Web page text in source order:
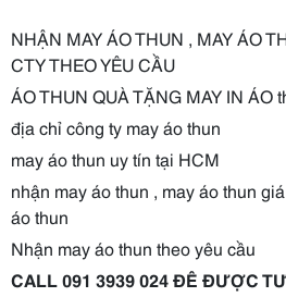
NHẬN MAY ÁO THUN , MAY ÁO
CTY THEO YÊU CẦU
ÁO THUN QUÀ TẶNG MAY IN ÁO
địa chỉ công ty may áo thun
may áo thun uy tín tại HCM
nhận may áo thun , may áo thun
áo thun
Nhận may áo thun theo yêu cầu
CALL 091 3939 024 ĐÊ ĐƯỢC